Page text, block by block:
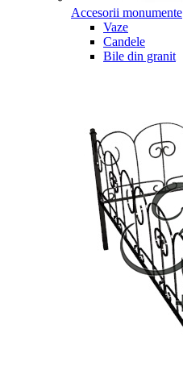
Accesorii monumente
Vaze
Candele
Bile din granit